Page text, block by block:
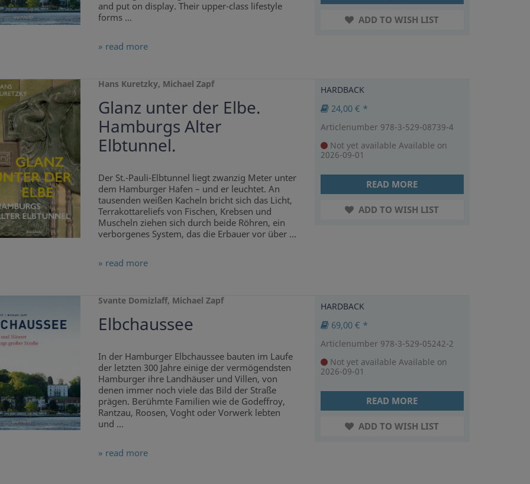
and put on display. Their upper-class lifestyle
forms ...
» read more
ADD TO WISH LIST
Hans Kuretzky, Michael Zapf
Glanz unter der Elbe.
Hamburgs Alter
Elbtunnel.
Der St.-Pauli-Elbtunnel liegt zwanzig Meter unter
dem Hamburger Hafen – und er leuchtet. An
tausenden weißen Kacheln bricht sich das Licht,
Terrakottareliefs von Fischen, Krebsen und
Muscheln ziehen sich durch beide Röhren, ein
verborgenes System, das die Erbauer vor über ...
» read more
HARDBACK
24,00 € *
Articlenumber 978-3-529-08739-4
Not yet available Available on
2026-09-01
READ MORE
ADD TO WISH LIST
Svante Domizlaff, Michael Zapf
Elbchaussee
In der Hamburger Elbchaussee bauten im Laufe
der letzten 300 Jahre einige der vermögendsten
Hamburger ihre Landhäuser und Villen, von
denen immer noch viele das Bild der Straße
prägen. Berühmte Familien wie de Godeffroy,
Rantzau, Roosen, Voght oder Vorwerk lebten
und ...
» read more
HARDBACK
69,00 € *
Articlenumber 978-3-529-05242-2
Not yet available Available on
2026-09-01
READ MORE
ADD TO WISH LIST